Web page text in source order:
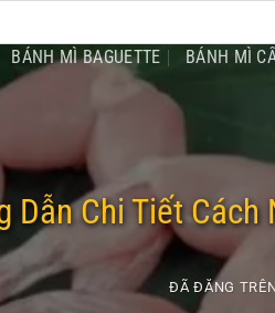
BÁNH MÌ BAGUETTE BÁNH MÌ
Dẫn Chi Tiết
ĐÃ ĐĂNG